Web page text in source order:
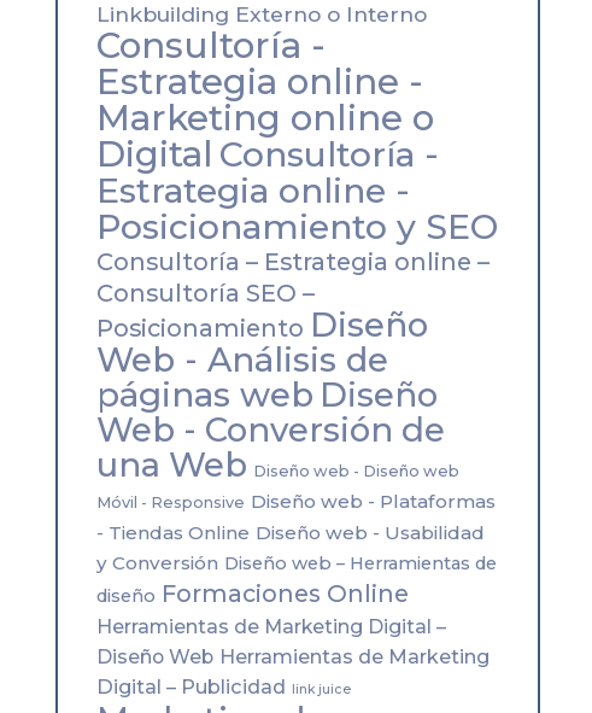
Linkbuilding Externo o Interno
Consultoría -
Estrategia online -
Marketing online o
Digital Consultoría -
Estrategia online -
Posicionamiento y SEO
Consultoría – Estrategia online –
Consultoría SEO –
Posicionamiento Diseño
Web - Análisis de
páginas web Diseño
Web - Conversión de
una Web Diseño web - Diseño web
Móvil - Responsive Diseño web - Plataformas
- Tiendas Online Diseño web - Usabilidad
y Conversión Diseño web – Herramientas de
diseño Formaciones Online
Herramientas de Marketing Digital –
Diseño Web Herramientas de Marketing
Digital – Publicidad
link juice